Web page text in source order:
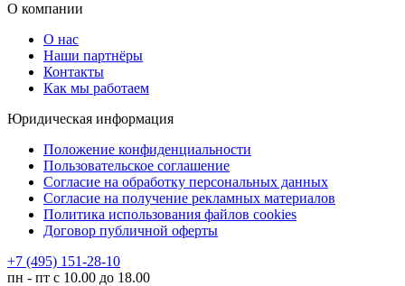
О компании
О нас
Наши партнёры
Контакты
Как мы работаем
Юридическая информация
Положение конфиденциальности
Пользовательское соглашение
Согласие на обработку персональных данных
Согласие на получение рекламных материалов
Политика использования файлов cookies
Договор публичной оферты
+7 (495) 151-28-10
пн - пт с 10.00 до 18.00